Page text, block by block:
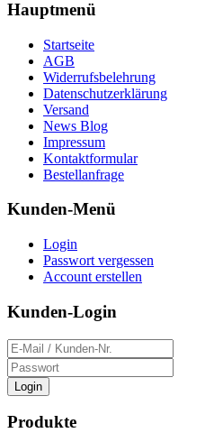
Hauptmenü
Startseite
AGB
Widerrufsbelehrung
Datenschutzerklärung
Versand
News Blog
Impressum
Kontaktformular
Bestellanfrage
Kunden-Menü
Login
Passwort vergessen
Account erstellen
Kunden-Login
Login
Produkte